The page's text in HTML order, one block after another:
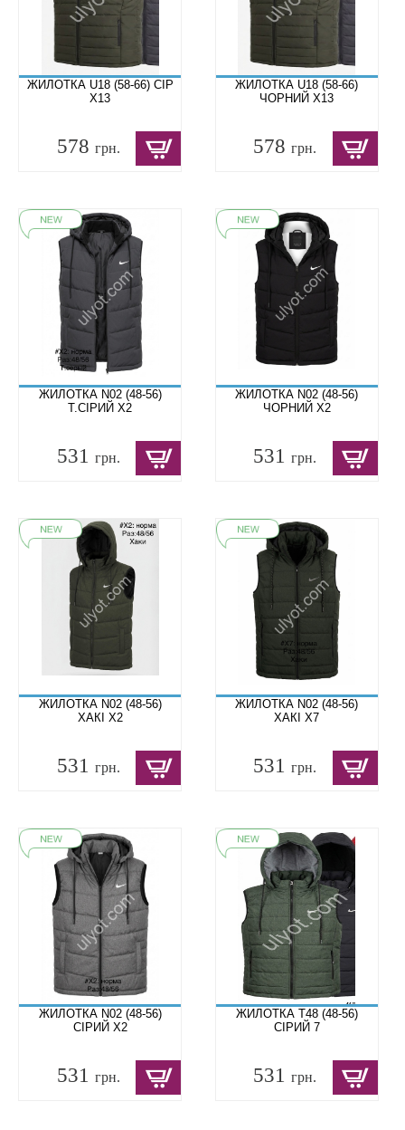
ЖИЛОТКА U18 (58-66) СІР
X13
578 грн.
ЖИЛОТКА U18 (58-66)
ЧОРНИЙ X13
578грн.
ЖИЛОТКА N02 (48-56)
Т.СІРИЙ X2
531 грн.
ЖИЛОТКА N02 (48-56)
ЧОРНИЙ X2
531грн.
ЖИЛОТКА N02 (48-56)
ХАКІ X2
531 грн.
ЖИЛОТКА N02 (48-56)
ХАКІ X7
531грн.
ЖИЛОТКА N02 (48-56)
СІРИЙ X2
531 грн.
ЖИЛОТКА T48 (48-56)
СІРИЙ 7
531грн.